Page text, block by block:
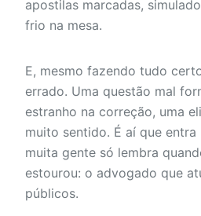
apostilas marcadas,
frio na mesa.
E, mesmo fazendo tudo
errado. Uma questão mal
estranho na correção, uma
muito sentido. É aí que
muita gente só lembra
estourou: o advogado que
públicos.